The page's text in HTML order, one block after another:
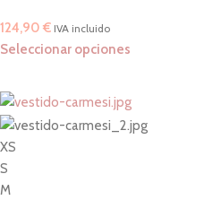
124,90 € IVA incluido
Seleccionar opciones
XS
S
M